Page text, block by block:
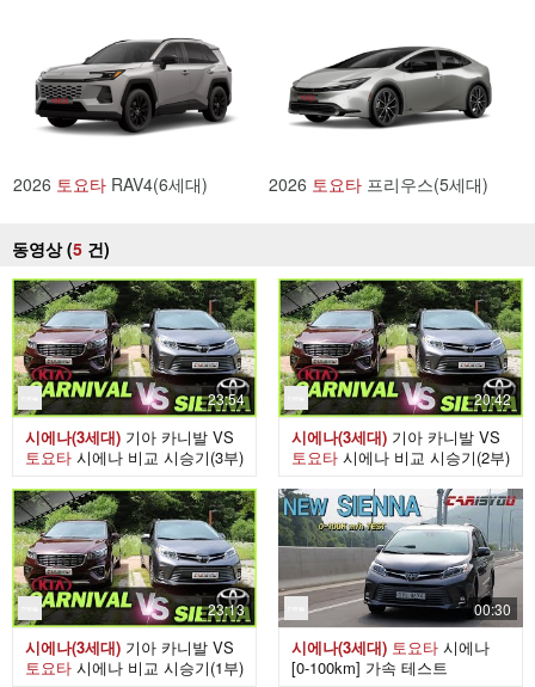
2026 토요타 RAV4(6세대) 2026 토요타프리우스(5세대)
동영상 (5 건)
시에나(3세대) 기아 카니발 VS
토요타 시에나 비교 시승기(3부)
23:54
시에나(3세대)기아 카니발 VS
토요타시에나 비교 시승기(2부)
20:42
시에나(3세대) 기아 카니발 VS
토요타 시에나 비교 시승기(1부)
23:13
시에나(3세대) 토요타시에나
[0-100km] 가속 테스트
00:30